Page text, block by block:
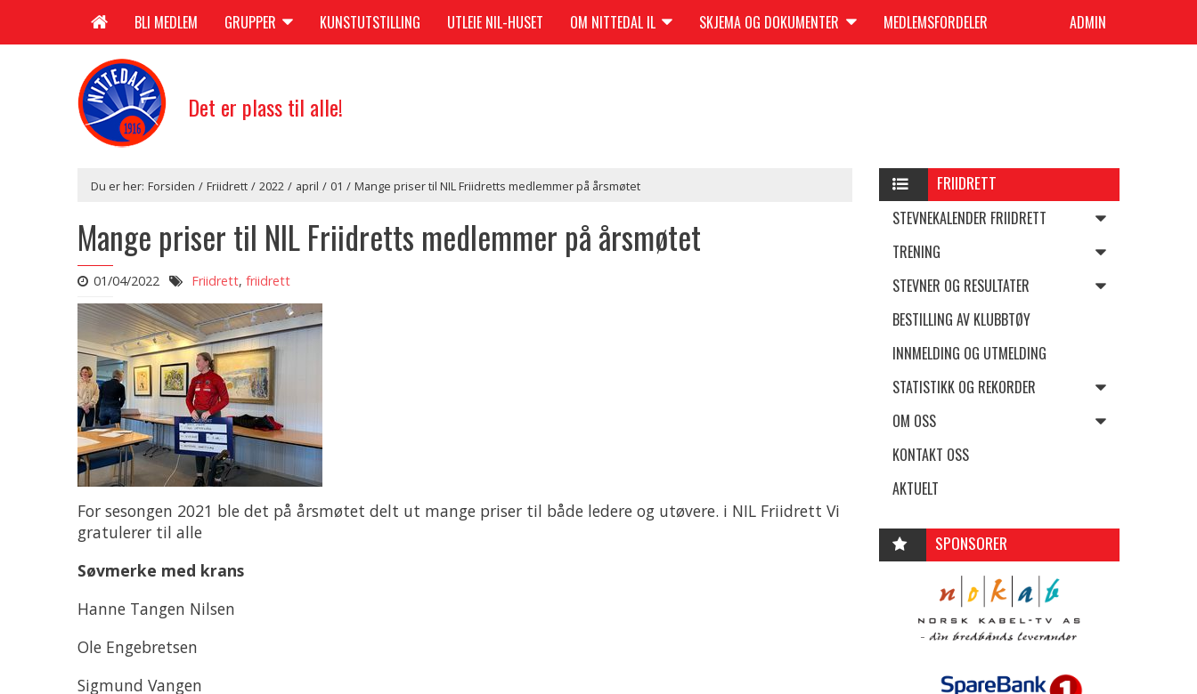
BLI MEDLEM GRUPPER KUNSTUTSTILLING UTLEIE NIL-HUSET OM NITTEDAL IL SKJEMA OG DOKUMENTER MEDLEMSFORDELER ADMIN
Det er plass til alle!
Du er her: Forsiden / Friidrett / 2022 / april / 01 / Mange priser til NIL Friidretts medlemmer på årsmøtet
Mange priser til NIL Friidretts medlemmer på årsmøtet
01/04/2022 Friidrett, friidrett
For sesongen 2021 ble det på årsmøtet delt ut mange priser til både ledere og utøvere. i NIL Friidrett Vi
gratulerer til alle
Søvmerke med krans
Hanne Tangen Nilsen
Ole Engebretsen
Sigmund Vangen
FRIIDRETT
STEVNEKALENDER FRIIDRETT
TRENING
STEVNER OG RESULTATER
BESTILLING AV KLUBBTØY
INNMELDING OG UTMELDING
STATISTIKK OG REKORDER
OM OSS
KONTAKT OSS
AKTUELT
SPONSORER